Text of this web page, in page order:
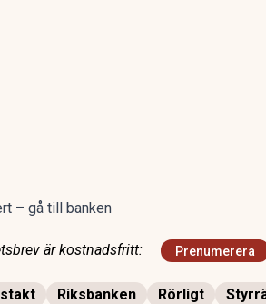
– gå till banken
är kostnadsfritt: Prenumerera
Riksbanken Rörligt